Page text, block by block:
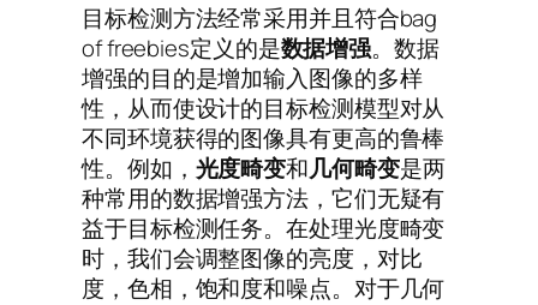
目标检测方法经常采用并且符合bag
of freebies定义的是数据增强。数据
增强的目的是增加输入图像的多样
性，从而使设计的目标检测模型对从
不同环境获得的图像具有更高的鲁棒
性。例如， 光度畸变和几何畸变是两
种常用的数据增强方法，它们无疑有
益于目标检测任务。在处理光度畸变
时，我们会调整图像的亮度，对比
度，色相，饱和度和噪点。对于几何